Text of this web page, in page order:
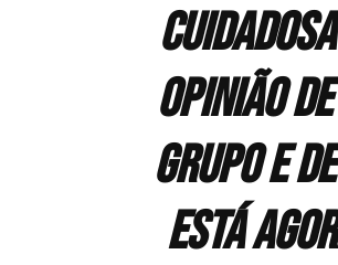
opinião
grupo e
está